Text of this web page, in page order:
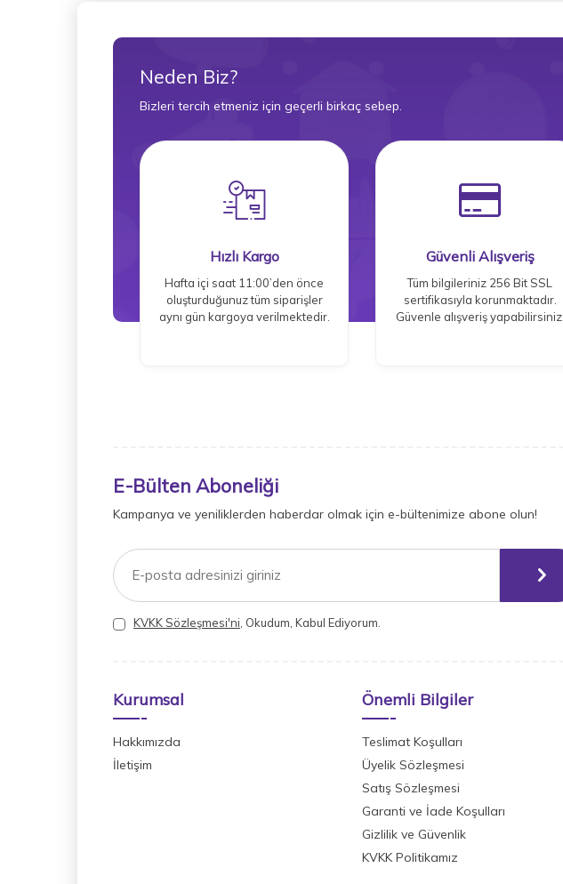
Neden Biz?
Bizleri tercih etmeniz için geçerli birkaç sebep.
Hızlı Kargo
Hafta içi saat 11:00’den önce
oluşturduğunuz tüm siparişler
aynı gün kargoya verilmektedir.
Güvenli Alışveriş
Tüm bilgileriniz 256 Bit SSL
sertifikasıyla korunmaktadır.
Güvenle alışveriş yapabilirsiniz.
E-Bülten Aboneliği
Kampanya ve yeniliklerden haberdar olmak için e-bültenimize abone olun!
KVKK Sözleşmesi'ni , Okudum, Kabul Ediyorum.
Kurumsal
Hakkımızda
İletişim
Önemli Bilgiler
Teslimat Koşulları
Üyelik Sözleşmesi
Satış Sözleşmesi
Garanti ve İade Koşulları
Gizlilik ve Güvenlik
KVKK Politikamız